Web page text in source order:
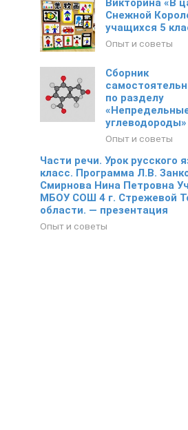
Викторина «В
Снежной
учащихся 5
Опыт и советы
Сборник
по разделу
углеводороды»
Опыт и советы
Части речи. Урок русского
класс. Программа Л.В.
Смирнова Нина Петровна
МБОУ СОШ 4 г. Стрежевой
области. — презентация
Опыт и советы